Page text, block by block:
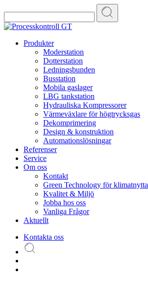
Skip
Produkter
Moderstation
Dotterstation
Ledningsbunden
Busstation
Mobila gaslager
LBG tankstation
Hydrauliska Kompressorer
Värmeväxlare för högtrycksgas
Dekomprimering
Design & konstruktion
Automationslösningar
Referenser
Service
Om oss
Kontakt
Green Technology för klimatnytta
Kvalitet & Miljö
Jobba hos oss
Vanliga Frågor
Aktuellt
Kontakta oss